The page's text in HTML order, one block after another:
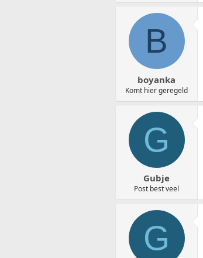
B
boyanka
Komt hier geregeld
G
Gubje
Post best veel
G